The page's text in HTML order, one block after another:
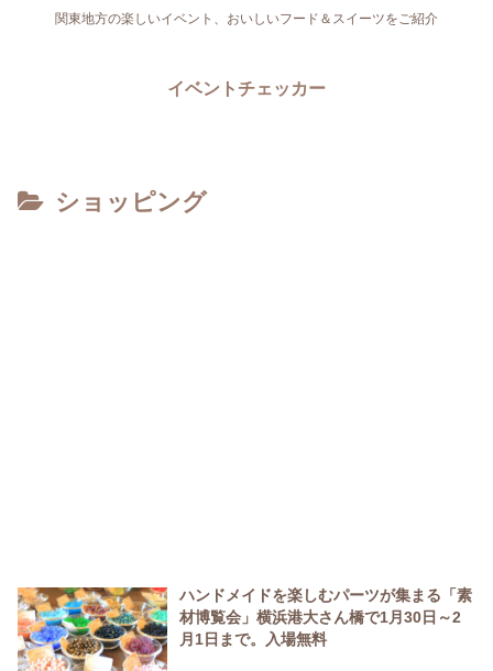
関東地方の楽しいイベント、おいしいフード＆スイーツをご紹介
イベントチェッカー
ショッピング
ハンドメイドを楽しむパーツが集まる「素
材博覧会」横浜港大さん橋で1月30日～2
月1日まで。入場無料